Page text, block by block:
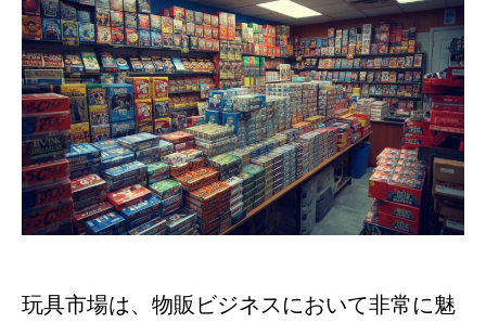
玩具市場は、物販ビジネスにおいて非常に魅